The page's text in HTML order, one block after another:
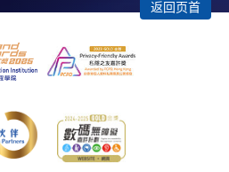
返回页首